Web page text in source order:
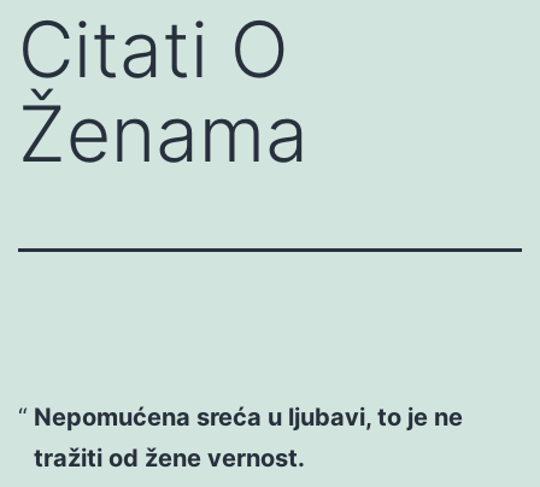
Citati O
Ženama
Nepomućena sreća u ljubavi, to je ne
tražiti od žene vernost.